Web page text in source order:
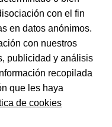
14
(Madrid)
con el fin
en datos anónimos.
con nuestros
publicidad y análisis
recopilada
que les haya
de cookies